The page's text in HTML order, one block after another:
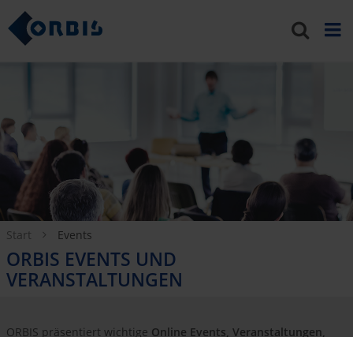
Start Events
ORBIS EVENTS UND
VERANSTALTUNGEN
ORBIS präsentiert wichtige Online Events, Veranstaltungen,